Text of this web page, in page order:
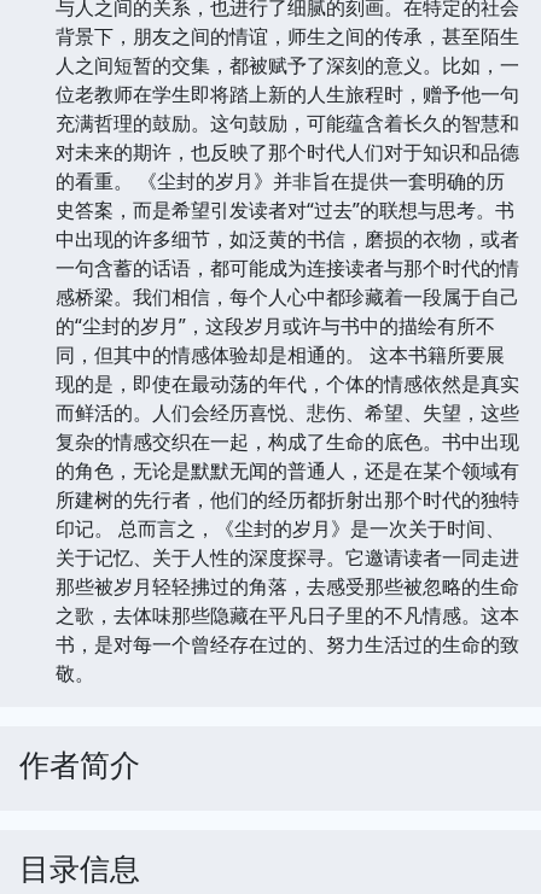
与人之间的关系，也进行了细腻的刻画。在特定的社会
背景下，朋友之间的情谊，师生之间的传承，甚至陌生
人之间短暂的交集，都被赋予了深刻的意义。比如，一
位老教师在学生即将踏上新的人生旅程时，赠予他一句
充满哲理的鼓励。这句鼓励，可能蕴含着长久的智慧和
对未来的期许，也反映了那个时代人们对于知识和品德
的看重。 《尘封的岁月》并非旨在提供一套明确的历
史答案，而是希望引发读者对“过去”的联想与思考。书
中出现的许多细节，如泛黄的书信，磨损的衣物，或者
一句含蓄的话语，都可能成为连接读者与那个时代的情
感桥梁。我们相信，每个人心中都珍藏着一段属于自己
的“尘封的岁月”，这段岁月或许与书中的描绘有所不
同，但其中的情感体验却是相通的。 这本书籍所要展
现的是，即使在最动荡的年代，个体的情感依然是真实
而鲜活的。人们会经历喜悦、悲伤、希望、失望，这些
复杂的情感交织在一起，构成了生命的底色。书中出现
的角色，无论是默默无闻的普通人，还是在某个领域有
所建树的先行者，他们的经历都折射出那个时代的独特
印记。 总而言之，《尘封的岁月》是一次关于时间、
关于记忆、关于人性的深度探寻。它邀请读者一同走进
那些被岁月轻轻拂过的角落，去感受那些被忽略的生命
之歌，去体味那些隐藏在平凡日子里的不凡情感。这本
书，是对每一个曾经存在过的、努力生活过的生命的致
敬。
作者简介
目录信息